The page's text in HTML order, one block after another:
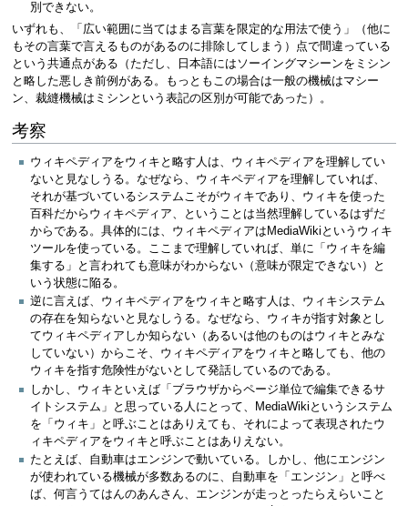
別できない。
いずれも、「広い範囲に当てはまる言葉を限定的な用法で使う」（他に
もその言葉で言えるものがあるのに排除してしまう）点で間違っている
という共通点がある（ただし、日本語にはソーイングマシーンをミシン
と略した悪しき前例がある。もっともこの場合は一般の機械はマシー
ン、裁縫機械はミシンという表記の区別が可能であった）。
考察
ウィキペディアをウィキと略す人は、ウィキペディアを理解してい
ないと見なしうる。なぜなら、ウィキペディアを理解していれば、
それが基づいているシステムこそがウィキであり、ウィキを使った
百科だからウィキペディア、ということは当然理解しているはずだ
からである。具体的には、ウィキペディアはMediaWikiというウィキ
ツールを使っている。ここまで理解していれば、単に「ウィキを編
集する」と言われても意味がわからない（意味が限定できない）と
いう状態に陥る。
逆に言えば、ウィキペディアをウィキと略す人は、ウィキシステム
の存在を知らないと見なしうる。なぜなら、ウィキが指す対象とし
てウィキペディアしか知らない（あるいは他のものはウィキとみな
していない）からこそ、ウィキペディアをウィキと略しても、他の
ウィキを指す危険性がないとして発話しているのである。
しかし、ウィキといえば「ブラウザからページ単位で編集できるサ
イトシステム」と思っている人にとって、MediaWikiというシステム
を「ウィキ」と呼ぶことはありえても、それによって表現されたウ
ィキペディアをウィキと呼ぶことはありえない。
たとえば、自動車はエンジンで動いている。しかし、他にエンジン
が使われている機械が多数あるのに、自動車を「エンジン」と呼べ
ば、何言うてはんのあんさん、エンジンが走っとったらえらいこと